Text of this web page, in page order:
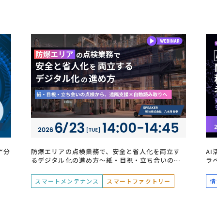
分
防爆エリアの点検業務で、安全と省人化を両立す
るデジタル化の進め方～紙・目視・立ち合いの点
スマートメンテナンス スマートファクトリー
AI
ラ